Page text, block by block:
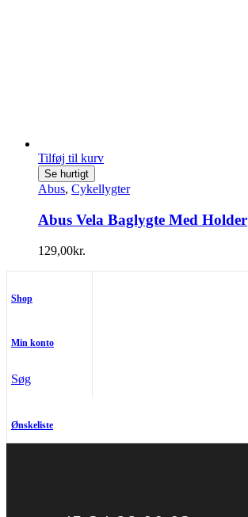
Tilføj til kurv
Se hurtigt
Abus, Cykellygter
Abus Vela Baglygte Med Holder
129,00kr.
Shop
Min konto
Søg
Ønskeliste